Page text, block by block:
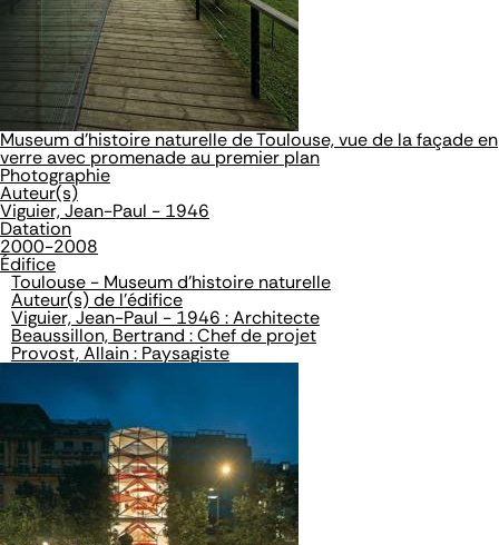
Museum d'histoire naturelle de Toulouse, vue de la façade en
verre avec promenade au premier plan
Photographie
Auteur(s)
Viguier, Jean-Paul - 1946
Datation
2000-2008
Édifice
Toulouse - Museum d'histoire naturelle
Auteur(s) de l'édifice
Viguier, Jean-Paul - 1946 : Architecte
Beaussillon, Bertrand : Chef de projet
Provost, Allain : Paysagiste